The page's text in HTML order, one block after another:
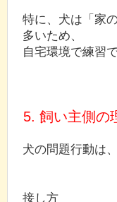
特に、犬は「家
多いため、
自宅環境で練習
5. 飼い主側の
犬の問題行動は
接し方